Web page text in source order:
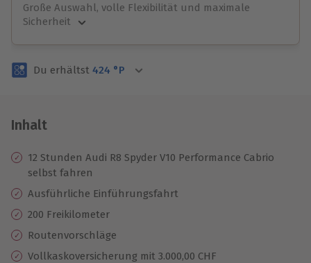
Große Auswahl, volle Flexibilität und maximale
Sicherheit
Volle Flexibilität
3 Jahre gültig & verlängerbar.
Du erhältst 424 °P
Inhalt
12 Stunden Audi R8 Spyder V10 Performance Cabrio
selbst fahren
Ausführliche Einführungsfahrt
200 Freikilometer
Routenvorschläge
Vollkaskoversicherung mit 3.000,00 CHF